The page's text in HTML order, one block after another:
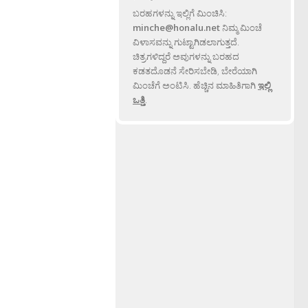
ಬರಹಗಳನ್ನು ಇಲ್ಲಿಗೆ ಮಿಂಚಿಸಿ:
minche@honalu.netನಿಮ್ಮ ಮಿಂಚೆ
ವಿಳಾಸವನ್ನು ಗುಟ್ಟಾಗಿಡಲಾಗುತ್ತದೆ.
ಚಿತ್ರಗಳಿದ್ದರೆ ಅವುಗಳನ್ನು ಬರಹದ
ಕಡತದೊಡನೆ ಸೇರಿಸಬೇಡಿ, ಬೇರೆಯಾಗಿ
ಮಿಂಚೆಗೆ ಅಂಟಿಸಿ. ಹೆಚ್ಚಿನ ಮಾಹಿತಿಗಾಗಿಇಲ್ಲಿ
ಒತ್ತಿ.